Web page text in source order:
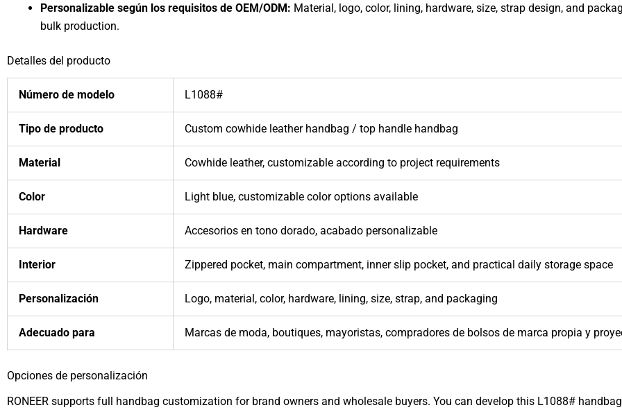
Personalizable según los requisitos de OEM/ODM: Material, logo, color, lining, hardware, size, strap design, and
bulk production.
Detalles del producto
Número de modelo L1088#
Tipo de producto Custom cowhide leather handbag / top handle handbag
Material Cowhide leather, customizable according to project requirements
Color Light blue, customizable color options available
Hardware Accesorios en tono dorado, acabado personalizable
Interior Zippered pocket, main compartment, inner slip pocket, and practical daily storage space
Personalización Logo, material, color, hardware, lining, size, strap, and packaging
Adecuado para Marcas de moda, boutiques, mayoristas, compradores de bolsos de marca propia y
Opciones de personalización
RONEER supports full handbag customization for brand owners and wholesale buyers. You can develop this L1088#